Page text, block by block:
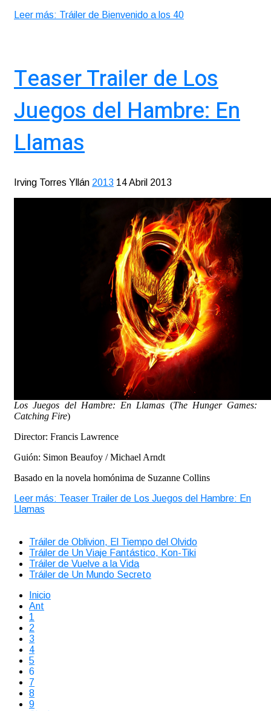
Leer más: Tráiler de Bienvenido a los 40
Teaser Trailer de Los
Juegos del Hambre: En
Llamas
Irving Torres Yllán 2013 14 Abril 2013
Los Juegos del Hambre: En Llamas (The Hunger Games:
Catching Fire)
Director: Francis Lawrence
Guión: Simon Beaufoy / Michael Arndt
Basado en la novela homónima de Suzanne Collins
Leer más: Teaser Trailer de Los Juegos del Hambre: En
Llamas
Tráiler de Oblivion, El Tiempo del Olvido
Tráiler de Un Viaje Fantástico, Kon-Tiki
Tráiler de Vuelve a la Vida
Tráiler de Un Mundo Secreto
Inicio
Ant
1
2
3
4
5
6
7
8
9